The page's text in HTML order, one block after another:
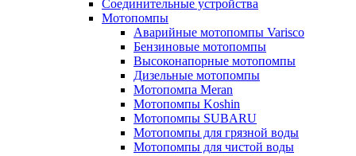
Соединительные устройства
Мотопомпы
Аварийные мотопомпы Varisco
Бензиновые мотопомпы
Высоконапорные мотопомпы
Дизельные мотопомпы
Мотопомпа Meran
Мотопомпы Koshin
Мотопомпы SUBARU
Мотопомпы для грязной воды
Мотопомпы для чистой воды